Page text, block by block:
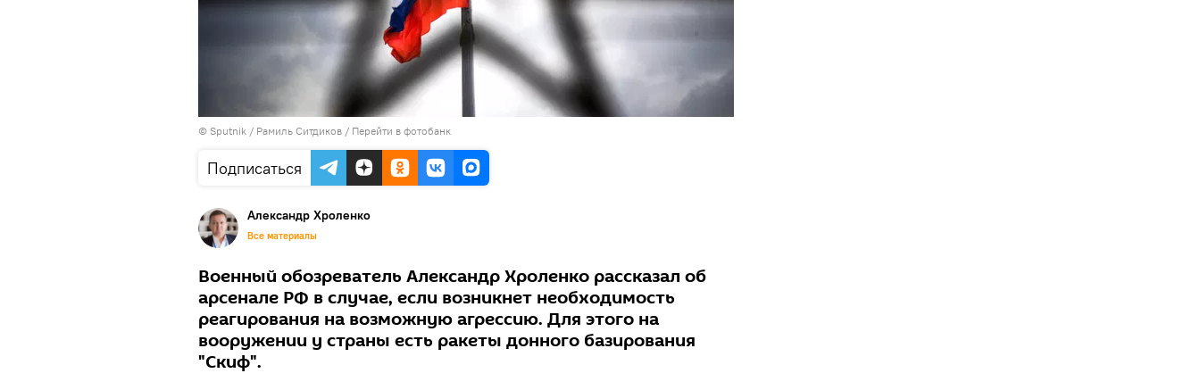
© Sputnik / Рамиль Ситдиков / Перейти в фотобанк
Подписаться
Александр Хроленко
Все материалы
Военный обозреватель Александр Хроленко рассказал об
арсенале РФ в случае, если возникнет необходимость
реагирования на возможную агрессию. Для этого на
вооружении у страны есть ракеты донного базирования
"Скиф".